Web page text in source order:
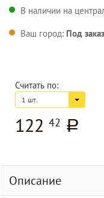
В наличии на
Ваш город: Под заказ
Считать по:
1 шт.
122 42 a
Описание